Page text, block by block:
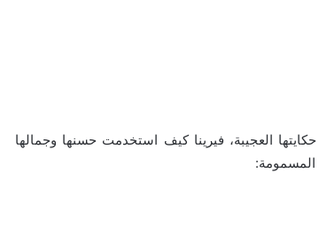
العجيبة، فيرينا كيف استخدمت حسنها وجمالها
المسمومة: